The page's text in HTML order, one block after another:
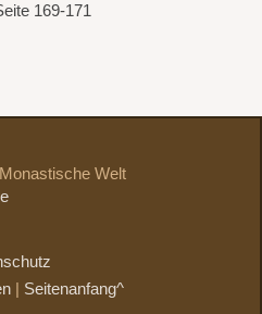
169-171
Welt
Seitenanfang^